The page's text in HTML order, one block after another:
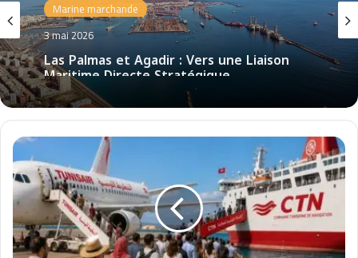
Marine marchande
3 mai 2026
Las Palmas et Agadir : Vers une Liaison
Maritime Directe Stratégique
É
t
a
t
d
e
s